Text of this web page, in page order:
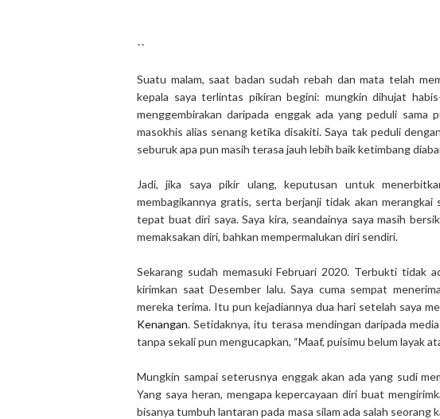
--
Suatu malam, saat badan sudah rebah dan mata telah
kepala saya terlintas pikiran begini: mungkin dihujat
menggembirakan daripada enggak ada yang peduli sama
masokhis alias senang ketika disakiti. Saya tak peduli
seburuk apa pun masih terasa jauh lebih baik ketimbang
Jadi, jika saya pikir ulang, keputusan untuk
membagikannya gratis, serta berjanji tidak akan merangkai
tepat buat diri saya. Saya kira, seandainya saya masih
memaksakan diri, bahkan mempermalukan diri sendiri.
Sekarang sudah memasuki Februari 2020. Terbukti tidak
kirimkan saat Desember lalu. Saya cuma sempat
mereka terima. Itu pun kejadiannya dua hari setelah saya
Kenangan. Setidaknya, itu terasa mendingan daripada
tanpa sekali pun mengucapkan, “Maaf, puisimu belum layak
Mungkin sampai seterusnya enggak akan ada yang sudi
Yang saya heran, mengapa kepercayaan diri buat
bisanya tumbuh lantaran pada masa silam ada salah seorang